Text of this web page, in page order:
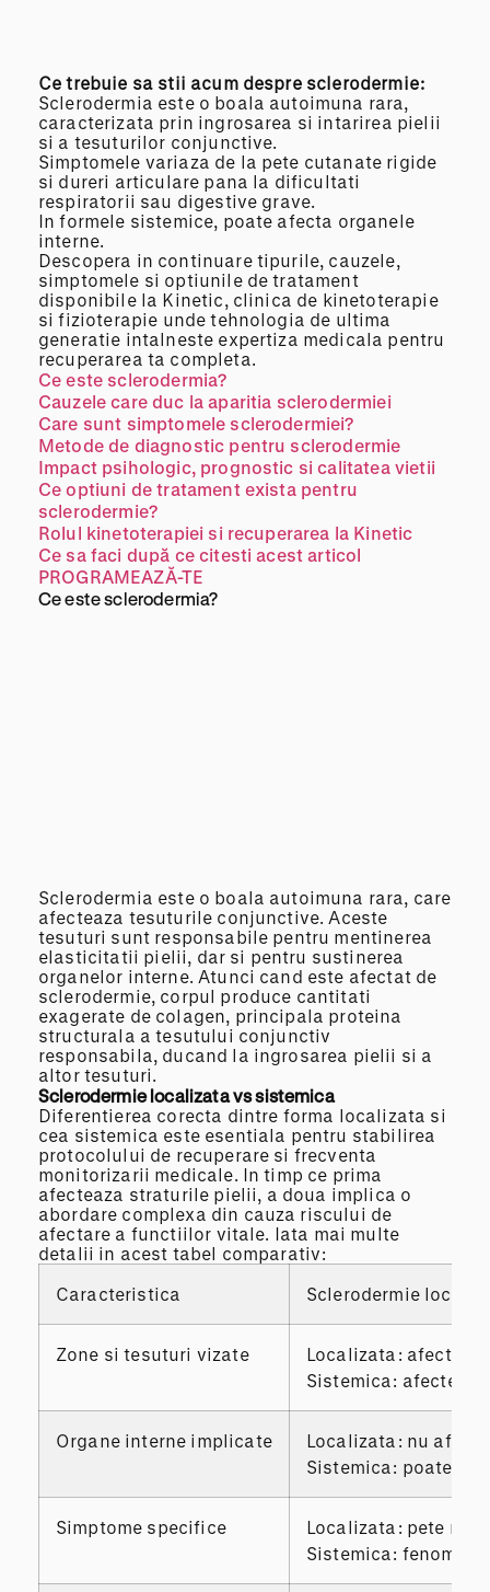
Ce trebuie sa stii acum despre sclerodermie:
Sclerodermia este o boala autoimuna rara,
caracterizata prin ingrosarea si intarirea pielii
si a tesuturilor conjunctive.
Simptomele variaza de la pete cutanate rigide
si dureri articulare pana la dificultati
respiratorii sau digestive grave.
In formele sistemice, poate afecta organele
interne.
Descopera in continuare tipurile, cauzele,
simptomele si optiunile de tratament
disponibile la Kinetic, clinica de kinetoterapie
si fizioterapie unde tehnologia de ultima
generatie intalneste expertiza medicala pentru
recuperarea ta completa.
Ce este sclerodermia?
Cauzele care duc la aparitia sclerodermiei
Care sunt simptomele sclerodermiei?
Metode de diagnostic pentru sclerodermie
Impact psihologic, prognostic si calitatea vietii
Ce optiuni de tratament exista pentru
sclerodermie?
Rolul kinetoterapiei si recuperarea la Kinetic
Ce sa faci după ce citesti acest articol
PROGRAMEAZĂ-TE
Ce este sclerodermia?
Sclerodermia este o boala autoimuna rara, care
afecteaza tesuturile conjunctive. Aceste
tesuturi sunt responsabile pentru mentinerea
elasticitatii pielii, dar si pentru sustinerea
organelor interne. Atunci cand este afectat de
sclerodermie, corpul produce cantitati
exagerate de colagen, principala proteina
structurala a tesutului conjunctiv
responsabila, ducand la ingrosarea pielii si a
altor tesuturi.
Sclerodermielocalizatavs sistemica
Diferentierea corecta dintre forma localizata si
cea sistemica este esentiala pentru stabilirea
protocolului de recuperare si frecventa
monitorizarii medicale. In timp ce prima
afecteaza straturile pielii, a doua implica o
abordare complexa din cauza riscului de
afectare a functiilor vitale. Iata mai multe
detalii in acest tabel comparativ:
Caracteristica
Sclerodermie
Zone si tesuturi vizate
Localizata:
Sistemica:
Organe interne implicate
Localizata: nu
Sistemica: poate
Simptome specifice
Localizata: pete
Sistemica: